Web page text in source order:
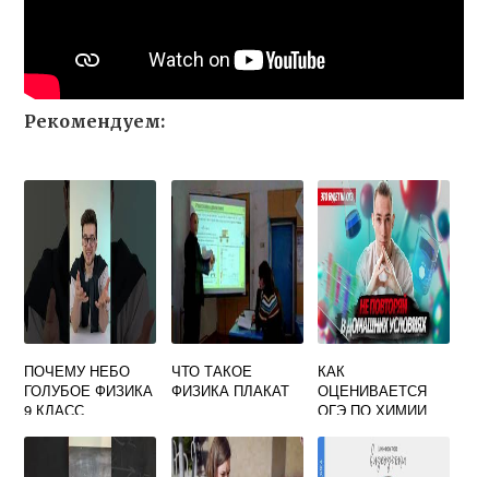
Рекомендуем:
ПОЧЕМУ НЕБО
ГОЛУБОЕ ФИЗИКА
9 КЛАСС
ЧТО ТАКОЕ
ФИЗИКА ПЛАКАТ
КАК
ОЦЕНИВАЕТСЯ
ОГЭ ПО ХИМИИ